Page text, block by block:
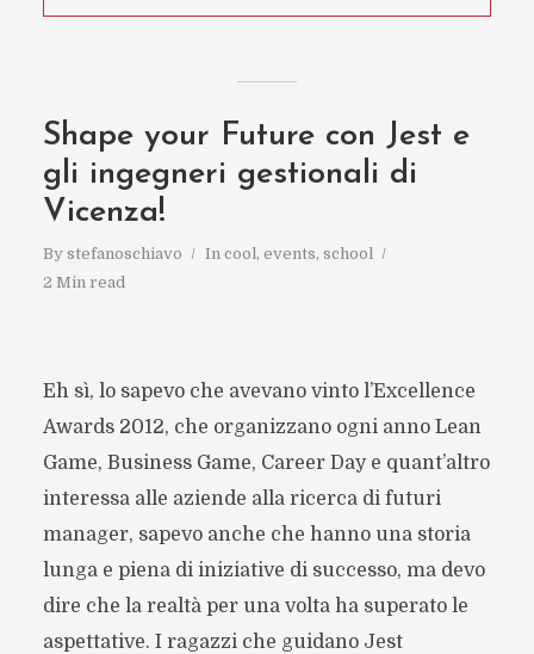
Shape your Future con Jest e
gli ingegneri gestionali di
Vicenza!
By stefanoschiavo In cool, events, school
2 Min read
Eh sì, lo sapevo che avevano vinto l’Excellence
Awards 2012, che organizzano ogni anno Lean
Game, Business Game, Career Day e quant’altro
interessa alle aziende alla ricerca di futuri
manager, sapevo anche che hanno una storia
lunga e piena di iniziative di successo, ma devo
dire che la realtà per una volta ha superato le
aspettative. I ragazzi che guidano Jest